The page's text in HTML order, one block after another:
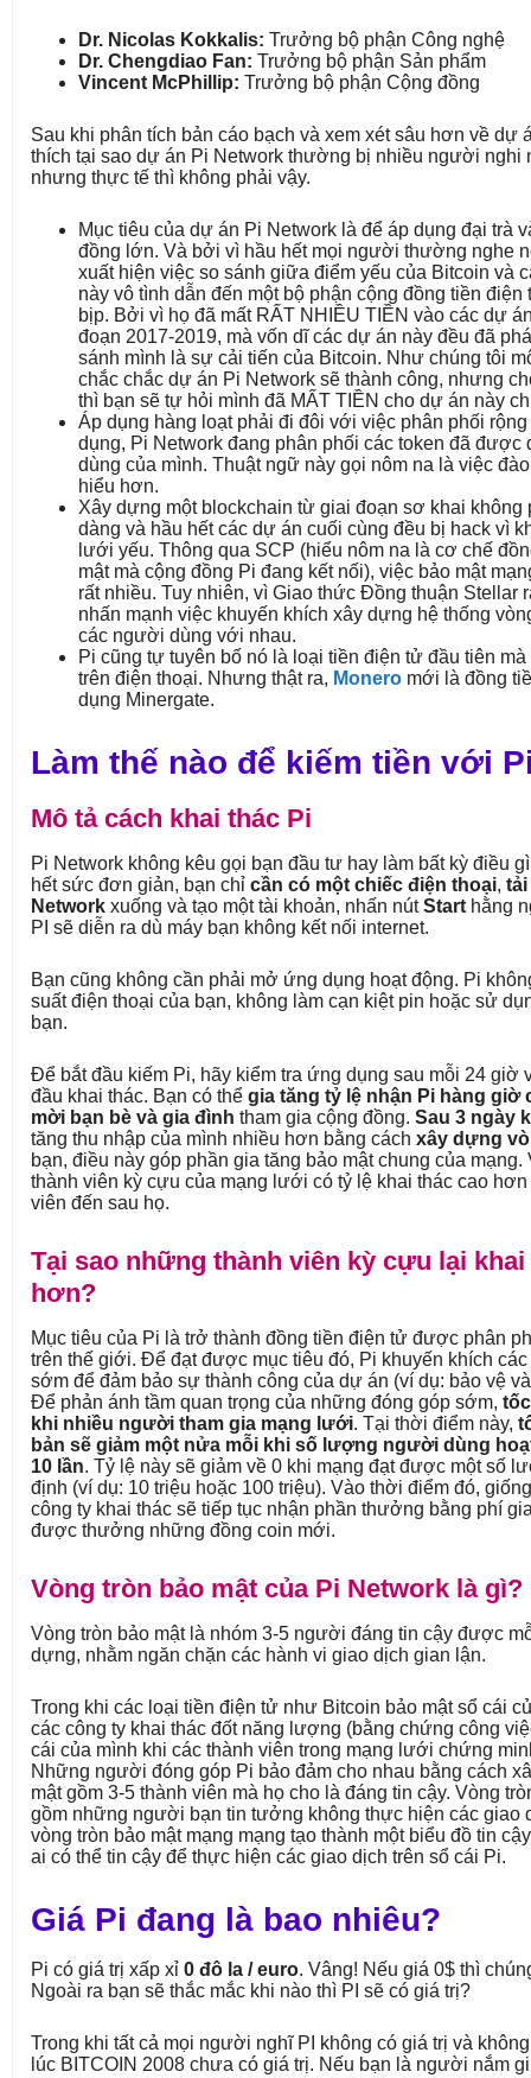
Dr. Nicolas Kokkalis: Trưởng bộ phận Công nghệ
Dr. Chengdiao Fan: Trưởng bộ phận Sản phẩm
Vincent McPhillip: Trưởng bộ phận Cộng đồng
Sau khi phân tích bản cáo bạch và xem xét sâu hơn về dự
thích tại sao dự án Pi Network thường bị nhiều người nghi
nhưng thực tế thì không phải vậy.
Mục tiêu của dự án Pi Network là để áp dụng đại trà
đồng lớn. Và bởi vì hầu hết mọi người thường nghe
xuất hiện việc so sánh giữa điểm yếu của Bitcoin và
này vô tình dẫn đến một bộ phận cộng đồng tiền
bịp. Bởi vì họ đã mất RẤT NHIỀU TIỀN vào các dự
đoạn 2017-2019, mà vốn dĩ các dự án này đều đã
sánh mình là sự cải tiến của Bitcoin. Như chúng tôi
chắc chắc dự án Pi Network sẽ thành công, nhưng
thì bạn sẽ tự hỏi mình đã MẤT TIỀN cho dự án này
Áp dụng hàng loạt phải đi đôi với việc phân phối
dụng, Pi Network đang phân phối các token đã được
dùng của mình. Thuật ngữ này gọi nôm na là việc
hiểu hơn.
Xây dựng một blockchain từ giai đoạn sơ khai không
dàng và hầu hết các dự án cuối cùng đều bị hack vì
lưới yếu. Thông qua SCP (hiểu nôm na là cơ chế
mật mà cộng đồng Pi đang kết nối), việc bảo mật
rất nhiều. Tuy nhiên, vì Giao thức Đồng thuận Stellar
nhấn mạnh việc khuyến khích xây dựng hệ thống
các người dùng với nhau.
Pi cũng tự tuyên bố nó là loại tiền điện tử đầu tiên
trên điện thoại. Nhưng thật ra, Monero mới là đồng
dụng Minergate.
Làm thế nào để kiếm tiền với
Mô tả cách khai thác Pi
Pi Network không kêu gọi bạn đầu tư hay làm bất kỳ điều
hết sức đơn giản, bạn chỉ cần có một chiếc điện thoại, tải
Network xuống và tạo một tài khoản, nhấn nútStart hằng
PI sẽ diễn ra dù máy bạn không kết nối internet.
Bạn cũng không cần phải mở ứng dụng hoạt động. Pi
suất điện thoại của bạn, không làm cạn kiệt pin hoặc sử
bạn.
Để bắt đầu kiếm Pi, hãy kiểm tra ứng dụng sau mỗi 24 giờ
đầu khai thác. Bạn có thể gia tăng tỷ lệ nhận Pi hàng giờ
mời bạn bè và gia đình tham gia cộng đồng. Sau 3 ngày
tăng thu nhập của mình nhiều hơn bằng cách xây dựng
bạn, điều này góp phần gia tăng bảo mật chung của
thành viên kỳ cựu của mạng lưới có tỷ lệ khai thác cao
viên đến sau họ.
Tại sao những thành viên kỳ cựu lại
hơn?
Mục tiêu của Pi là trở thành đồng tiền điện tử được phân
trên thế giới. Để đạt được mục tiêu đó, Pi khuyến khích
sớm để đảm bảo sự thành công của dự án (ví dụ: bảo vệ
Để phản ánh tầm quan trọng của những đóng góp sớm,
khi nhiều người tham gia mạng lưới. Tại thời điểm này,
bản sẽ giảm một nửa mỗi khi số lượng người dùng
10 lần. Tỷ lệ này sẽ giảm về 0 khi mạng đạt được một số
định (ví dụ: 10 triệu hoặc 100 triệu). Vào thời điểm đó,
công ty khai thác sẽ tiếp tục nhận phần thưởng bằng phí
được thưởng những đồng coin mới.
Vòng tròn bảo mật của Pi Network là gì?
Vòng tròn bảo mật là nhóm 3-5 người đáng tin cậy được
dựng, nhằm ngăn chặn các hành vi giao dịch gian lận.
Trong khi các loại tiền điện tử như Bitcoin bảo mật sổ cái
các công ty khai thác đốt năng lượng (bằng chứng công
cái của mình khi các thành viên trong mạng lưới chứng
Những người đóng góp Pi bảo đảm cho nhau bằng cách
mật gồm 3-5 thành viên mà họ cho là đáng tin cậy. Vòng
gồm những người bạn tin tưởng không thực hiện các giao
vòng tròn bảo mật mạng mạng tạo thành một biểu đồ tin
ai có thể tin cậy để thực hiện các giao dịch trên sổ cái Pi.
Giá Pi đang là bao nhiêu?
Pi có giá trị xấp xỉ 0 đô la / euro. Vâng! Nếu giá 0$ thì
Ngoài ra bạn sẽ thắc mắc khi nào thì PI sẽ có giá trị?
Trong khi tất cả mọi người nghĩ PI không có giá trị và
lúc BITCOIN 2008 chưa có giá trị. Nếu bạn là người nắm